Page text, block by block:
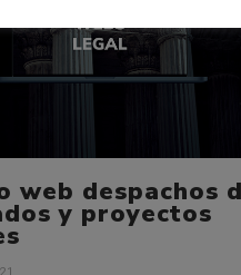
web despachos
y proyectos